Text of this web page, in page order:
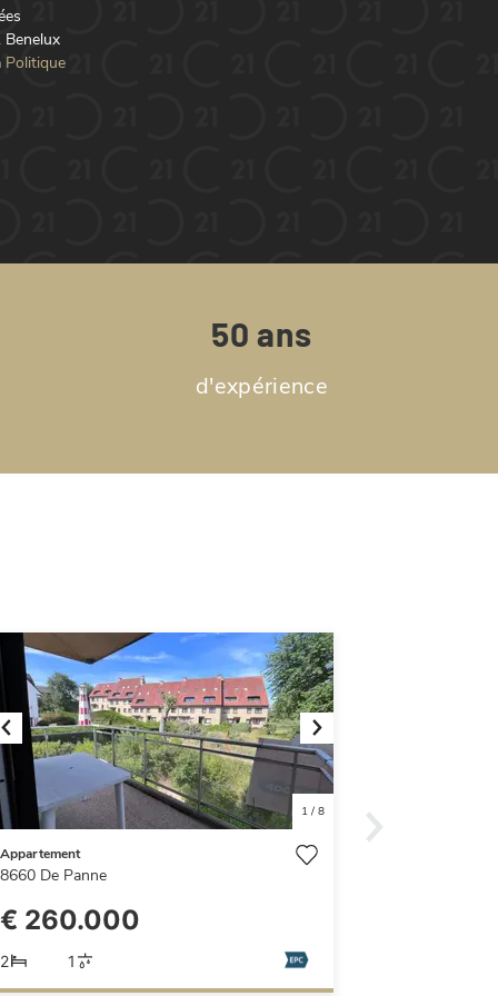
Politique
50 ans
d'expérience
Previous Next
1 /8
Appartement
8660 De Panne
€ 260.000
2 1